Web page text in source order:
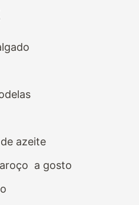
azeite
a gosto